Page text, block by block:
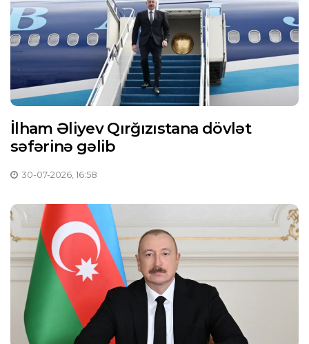
İlham Əliyev Qırğızıstana dövlət
səfərinə gəlib
30-07-2026, 16:58